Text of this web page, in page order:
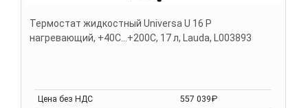
Термостат жидкостный Universa U 16 P
нагревающий, +40С...+200С, 17 л, Lauda, L003893
Цена без НДС
557 039₽